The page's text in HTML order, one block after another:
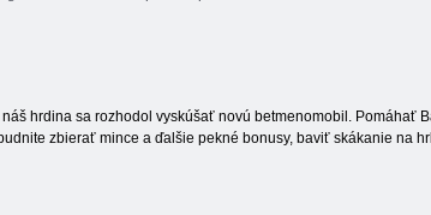
hrdina sa rozhodol vyskúšať novú betmenomobil. Pomáhať
zbierať mince a ďalšie pekné bonusy, baviť skákanie na